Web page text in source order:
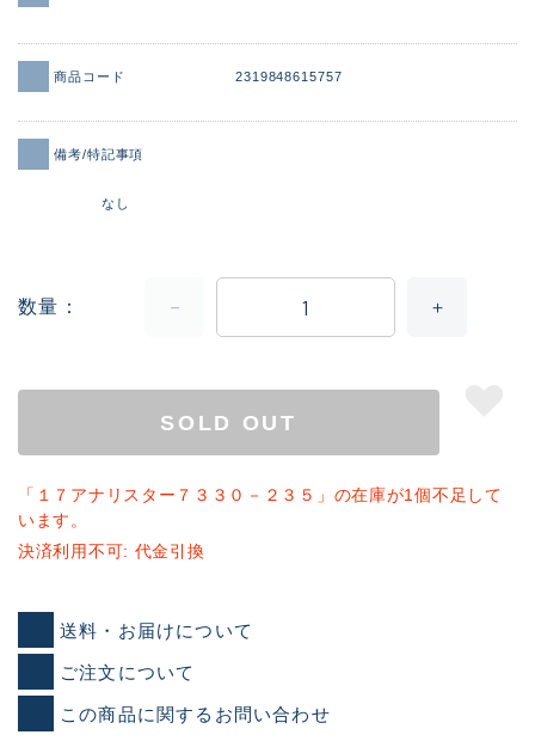
商品コード 2319848615757
備考/特記事項
なし
数量
SOLD OUT
「１７アナリスター７３３０－２３５」の在庫が1個不足して
います。
決済利用不可: 代金引換
送料・お届けについて
ご注文について
この商品に関するお問い合わせ